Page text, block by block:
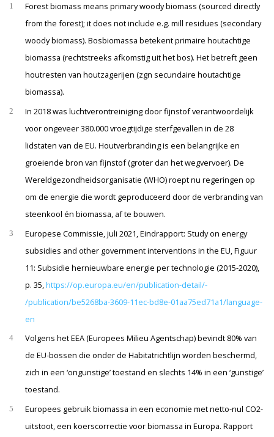
1
Forest biomass means primary woody biomass (sourced directly
from the forest); it does not include e.g. mill residues (secondary
woody biomass). Bosbiomassa betekent primaire houtachtige
biomassa (rechtstreeks afkomstig uit het bos). Het betreft geen
houtresten van houtzagerijen (zgn secundaire houtachtige
biomassa).
2
In 2018 was luchtverontreiniging door fijnstof verantwoordelijk
voor ongeveer 380.000 vroegtijdige sterfgevallen in de 28
lidstaten van de EU. Houtverbranding is een belangrijke en
groeiende bron van fijnstof (groter dan het wegvervoer). De
Wereldgezondheidsorganisatie (WHO) roept nu regeringen op
om de energie die wordt geproduceerd door de verbranding van
steenkool én biomassa, af te bouwen.
3
Europese Commissie, juli 2021, Eindrapport: Study on energy
subsidies and other government interventions in the EU, Figuur
11: Subsidie hernieuwbare energie per technologie (2015-2020),
p. 35,https://op.europa.eu/en/publication-detail/-
/publication/be5268ba-3609-11ec-bd8e-01aa75ed71a1/language-
en
4
Volgens het EEA (Europees Milieu Agentschap) bevindt 80% van
de EU-bossen die onder de Habitatrichtlijn worden beschermd,
zich in een ‘ongunstige’ toestand en slechts 14% in een ‘gunstige’
toestand.
5
Europees gebruik biomassa in een economie met netto-nul CO2-
uitstoot, een koerscorrectie voor biomassa in Europa. Rapport